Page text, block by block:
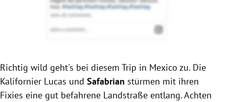
Richtig wild geht's bei diesem Trip in Mexico zu. Die
Kalifornier Lucas und Safabrian stürmen mit ihren
Fixies eine gut befahrene Landstraße entlang. Achten